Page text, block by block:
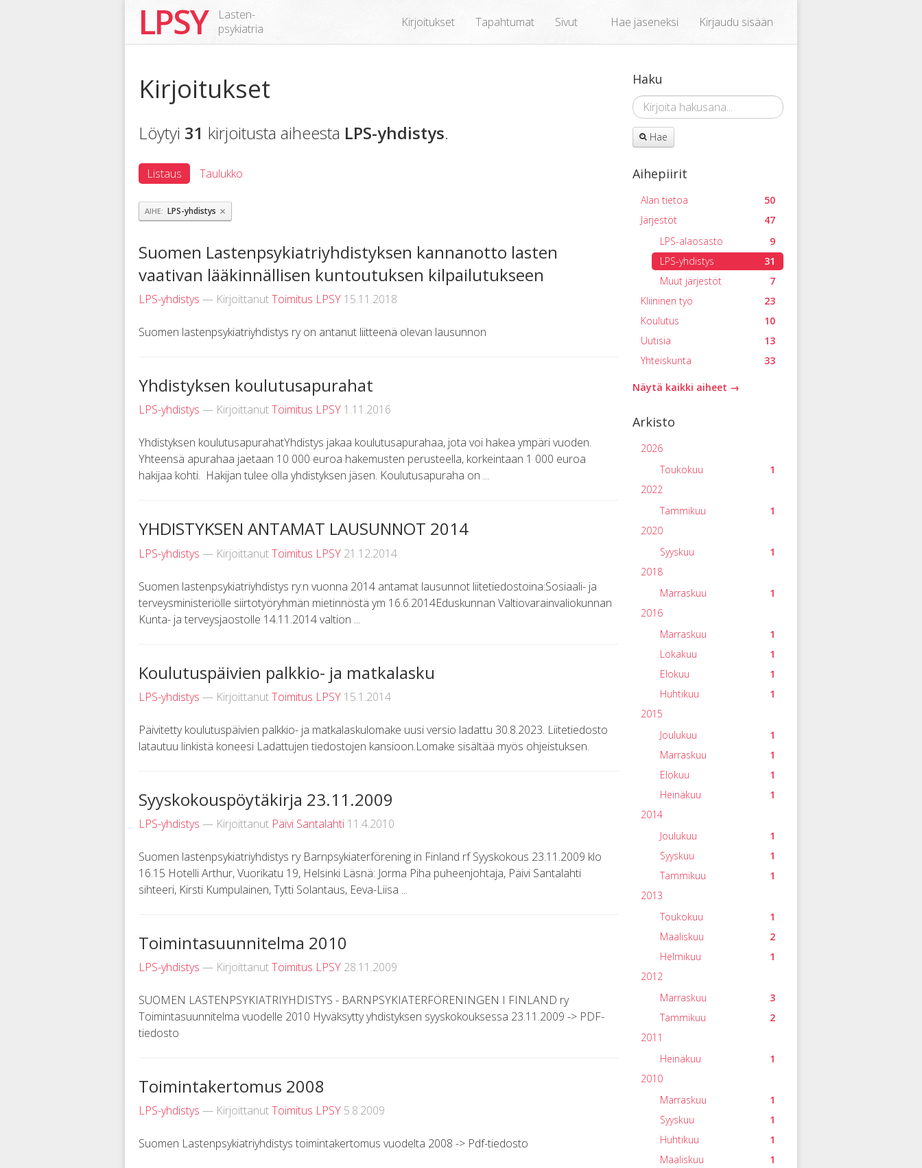
LPSY
Lasten-
psykiatria
Kirjoitukset Tapahtumat Sivut Hae jäseneksi Kirjaudu sisään
Kirjoitukset
Löytyi 31 kirjoitusta aiheesta LPS-yhdistys.
Listaus Taulukko
AIHE LPS-yhdistys ×
Suomen Lastenpsykiatriyhdistyksen kannanotto lasten
vaativan lääkinnällisen kuntoutuksen kilpailutukseen
LPS-yhdistys — KirjoittanutToimitus LPSY 15.11.2018
Suomen lastenpsykiatriyhdistys ry on antanut liitteenä olevan lausunnon
Yhdistyksen koulutusapurahat
LPS-yhdistys — KirjoittanutToimitus LPSY 1.11.2016
Yhdistyksen koulutusapurahatYhdistys jakaa koulutusapurahaa, jota voi hakea ympäri vuoden.
Yhteensä apurahaa jaetaan 10 000 euroa hakemusten perusteella, korkeintaan 1 000 euroa
hakijaa kohti. Hakijan tulee olla yhdistyksen jäsen. Koulutusapuraha on ...
YHDISTYKSEN ANTAMAT LAUSUNNOT 2014
LPS-yhdistys — KirjoittanutToimitus LPSY 21.12.2014
Suomen lastenpsykiatriyhdistys ry:n vuonna 2014 antamat lausunnot liitetiedostoina:Sosiaali- ja
terveysministeriölle siirtotyöryhmän mietinnöstä ym 16.6.2014Eduskunnan Valtiovarainvaliokunnan
Kunta- ja terveysjaostolle 14.11.2014 valtion ...
Koulutuspäivien palkkio- ja matkalasku
LPS-yhdistys — KirjoittanutToimitus LPSY 15.1.2014
Päivitetty koulutuspäivien palkkio- ja matkalaskulomake uusi versio ladattu 30.8.2023. Liitetiedosto
latautuu linkistä koneesi Ladattujen tiedostojen kansioon.Lomake sisältää myös ohjeistuksen.
Syyskokouspöytäkirja 23.11.2009
LPS-yhdistys — Kirjoittanut Päivi Santalahti 11.4.2010
Suomen lastenpsykiatriyhdistys ry Barnpsykiaterförening in Finland rf Syyskokous 23.11.2009 klo
16.15 Hotelli Arthur, Vuorikatu 19, Helsinki Läsnä: Jorma Piha puheenjohtaja, Päivi Santalahti
sihteeri, Kirsti Kumpulainen, Tytti Solantaus, Eeva-Liisa ...
Toimintasuunnitelma 2010
LPS-yhdistys — KirjoittanutToimitus LPSY 28.11.2009
SUOMEN LASTENPSYKIATRIYHDISTYS - BARNPSYKIATERFÖRENINGEN I FINLAND ry
Toimintasuunnitelma vuodelle 2010 Hyväksytty yhdistyksen syyskokouksessa 23.11.2009 -> PDF-
tiedosto
Toimintakertomus 2008
LPS-yhdistys — KirjoittanutToimitus LPSY 5.8.2009
Suomen Lastenpsykiatriyhdistys toimintakertomus vuodelta 2008 -> Pdf-tiedosto
Haku
Hae
Aihepiirit
50
Alan tietoa
47
Järjestöt
9
LPS-alaosasto
31
LPS-yhdistys
7
Muut järjestöt
23
Kliininen työ
10
Koulutus
13
Uutisia
33
Yhteiskunta
Näytä kaikki aiheet →
Arkisto
2026
1
Toukokuu
2022
1
Tammikuu
2020
1
Syyskuu
2018
1
Marraskuu
2016
1
Marraskuu
1
Lokakuu
1
Elokuu
1
Huhtikuu
2015
1
Joulukuu
1
Marraskuu
1
Elokuu
1
Heinäkuu
2014
1
Joulukuu
1
Syyskuu
1
Tammikuu
2013
1
Toukokuu
2
Maaliskuu
1
Helmikuu
2012
3
Marraskuu
2
Tammikuu
2011
1
Heinäkuu
2010
1
Marraskuu
1
Syyskuu
1
Huhtikuu
1
Maaliskuu